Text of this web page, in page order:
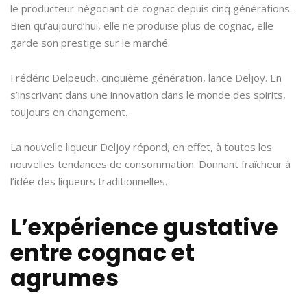
le producteur-négociant de cognac depuis cinq générations.
Bien qu’aujourd’hui, elle ne produise plus de cognac, elle
garde son prestige sur le marché.
Frédéric Delpeuch, cinquième génération, lance Deljoy. En
s’inscrivant dans une innovation dans le monde des spirits,
toujours en changement.
La nouvelle liqueur Deljoy répond, en effet, à toutes les
nouvelles tendances de consommation. Donnant fraîcheur à
l’idée des liqueurs traditionnelles.
L’expérience gustative
entre cognac et
agrumes